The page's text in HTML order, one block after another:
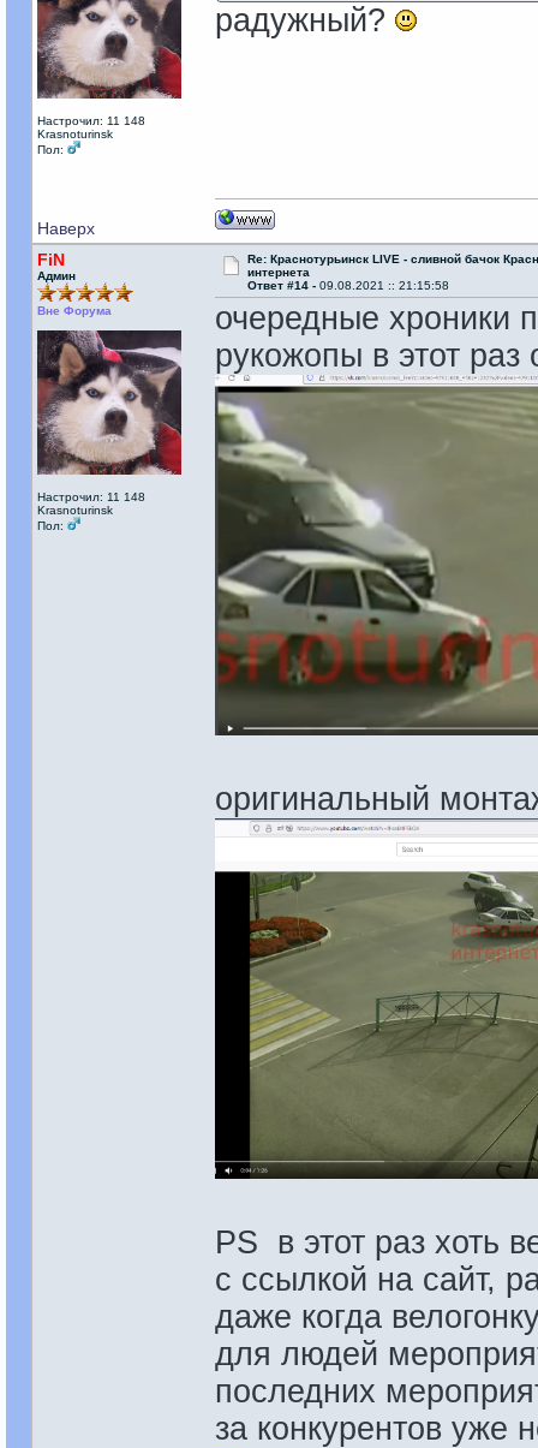
Настрочил: 11 148
Krasnoturinsk
Пол:
радужный?
Наверх
FiN
Админ
Вне Форума
Настрочил: 11 148
Krasnoturinsk
Пол:
Re: Краснотурьинск LIVE - сливной бачок
интернета
Ответ #14 - 09.08.2021 :: 21:15:58
очередные хроники
рукожопы в этот
оригинальный
PS в этот раз хоть
с ссылкой на сайт,
даже когда
для людей
последних
за конкурентов уже